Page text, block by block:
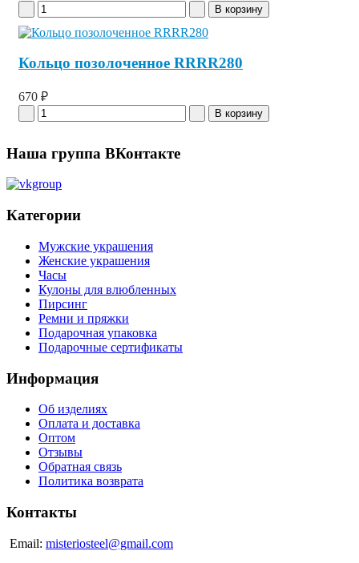
Кольцо позолоченное RRRR280
670 ₽
Наша группа ВКонтакте
Категории
Мужские украшения
Женские украшения
Часы
Кулоны для влюбленных
Пирсинг
Ремни и пряжки
Подарочная упаковка
Подарочные сертификаты
Информация
Об изделиях
Оплата и доставка
Оптом
Отзывы
Обратная связь
Политика возврата
Контакты
Email: misteriosteel@gmail.com